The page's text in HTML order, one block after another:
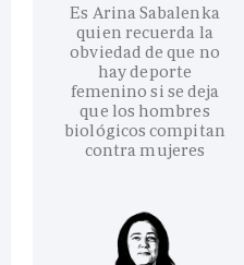
Es Arina Sabalenka
quien recuerda la
obviedad de que no
hay deporte
femenino si se deja
que los hombres
biológicos compitan
contra mujeres